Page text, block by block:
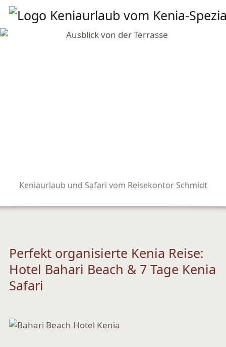
Keniaurlaub und Safari vom Reisekontor Schmidt
Perfekt organisierte Kenia Reise:
Hotel Bahari Beach & 7 Tage Kenia
Safari